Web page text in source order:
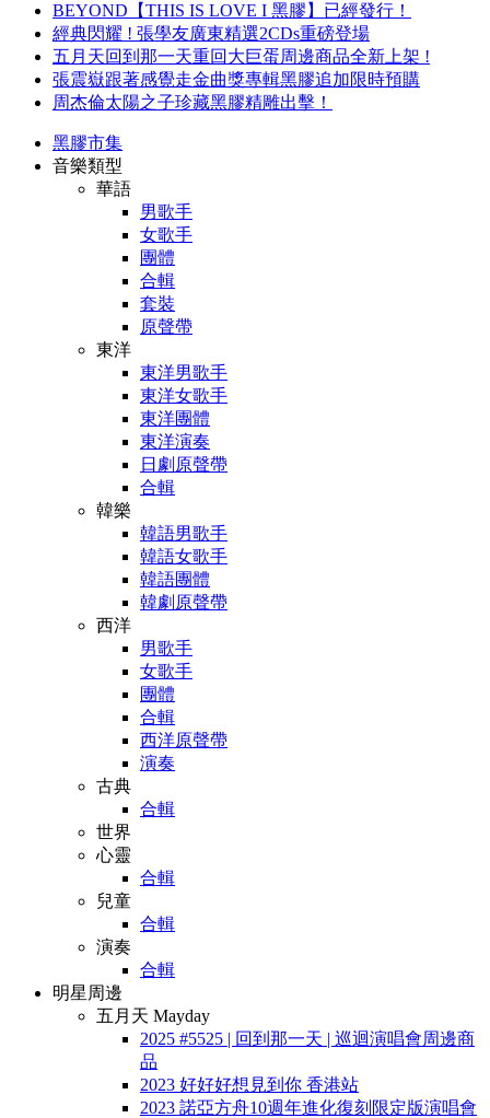
BEYOND【THIS IS LOVE I 黑膠】已經發行！
經典閃耀 ! 張學友廣東精選2CDs重磅登場
五月天回到那一天重回大巨蛋周邊商品全新上架 !
張震嶽跟著感覺走金曲獎專輯黑膠追加限時預購
周杰倫太陽之子珍藏黑膠精雕出擊！
黑膠市集
音樂類型
華語
男歌手
女歌手
團體
合輯
套裝
原聲帶
東洋
東洋男歌手
東洋女歌手
東洋團體
東洋演奏
日劇原聲帶
合輯
韓樂
韓語男歌手
韓語女歌手
韓語團體
韓劇原聲帶
西洋
男歌手
女歌手
團體
合輯
西洋原聲帶
演奏
古典
合輯
世界
心靈
合輯
兒童
合輯
演奏
合輯
明星周邊
五月天 Mayday
2025 #5525 | 回到那一天 | 巡迴演唱會周邊商
品
2023 好好好想見到你 香港站
2023 諾亞方舟10週年進化復刻限定版演唱會